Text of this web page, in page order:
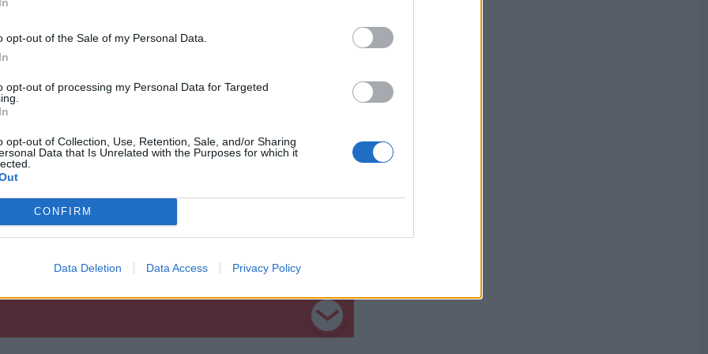
opt-out of the Sale of my Personal Data.
opt-out of processing my Personal Data for Targeted
opt-out of Collection, Use, Retention, Sale, and/or Sharing
Data that Is Unrelated with the Purposes for which it
CONFIRM
Data Deletion Data Access Privacy Policy
meg kell hallgatni.
az RMDSZ eddigi történetét,
hogy miként lehet releváns maradni a
komolysággal és kitartással”.